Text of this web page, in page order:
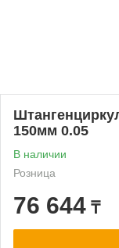
150мм 0.05
В наличии
Розница
76 644 ₸